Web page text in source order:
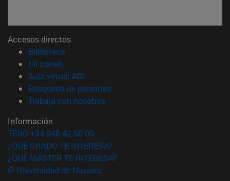
Accesos directos
Biblioteca
Mi correo(abre en nueva ventana)
Aula virtual ADI
Búsqueda de personas(abre en nueva ventana)
Trabaja con nosotros(abre en nueva ventana)
Información
TFNO +34 948 42 56 00
¿QUÉ GRADO TE INTERESA?
¿QUÉ MÁSTER TE INTERESA?
© Universidad de Navarra